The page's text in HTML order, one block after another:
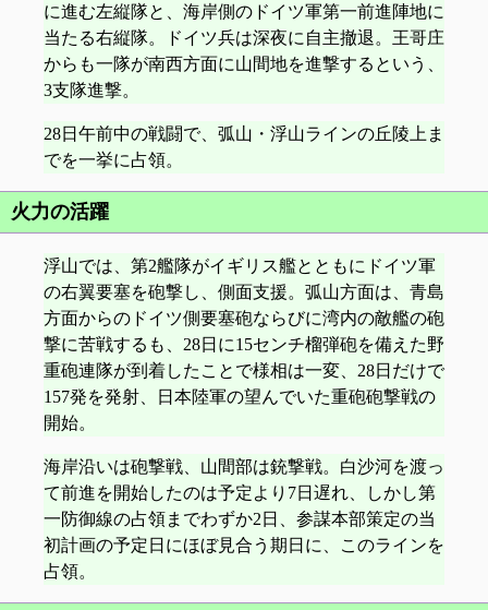
に進む左縦隊と、海岸側のドイツ軍第一前進陣地に
当たる右縦隊。ドイツ兵は深夜に自主撤退。王哥庄
からも一隊が南西方面に山間地を進撃するという、
3支隊進撃。
28日午前中の戦闘で、弧山・浮山ラインの丘陵上ま
でを一挙に占領。
火力の活躍
浮山では、第2艦隊がイギリス艦とともにドイツ軍
の右翼要塞を砲撃し、側面支援。弧山方面は、青島
方面からのドイツ側要塞砲ならびに湾内の敵艦の砲
撃に苦戦するも、28日に15センチ榴弾砲を備えた野
重砲連隊が到着したことで様相は一変、28日だけで
157発を発射、日本陸軍の望んでいた重砲砲撃戦の
開始。
海岸沿いは砲撃戦、山間部は銃撃戦。白沙河を渡っ
て前進を開始したのは予定より7日遅れ、しかし第
一防御線の占領までわずか2日、参謀本部策定の当
初計画の予定日にほぼ見合う期日に、このラインを
占領。